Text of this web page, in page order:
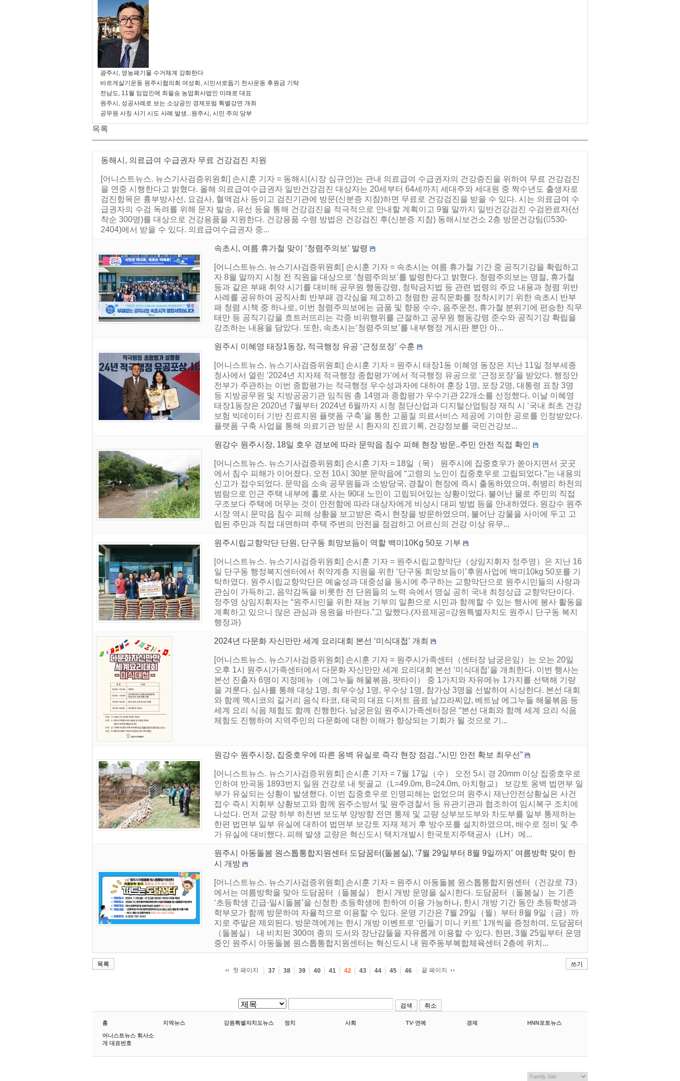
광주시, 영농폐기물 수거체계 강화한다
바르게살기운동 원주시협의회 여성회, 시민서로돕기 천사운동 후원금 기탁
전남도, 11월 임업인에 최필승 농업회사법인 미래로 대표
원주시, 성공사례로 보는 소상공인 경제포럼 특별강연 개최
공무원 사칭 사기 시도 사례 발생...원주시, 시민 주의 당부
목록
동해시, 의료급여 수급권자 무료 건강검진 지원
[어니스트뉴스. 뉴스기사검증위원회] 손시훈 기자 = 동해시(시장 심규언)는 관내 의료급여 수급권자의 건강증진을 위하여 무료 건강검진
을 연중 시행한다고 밝혔다. 올해 의료급여수급권자 일반건강검진 대상자는 20세부터 64세까지 세대주와 세대원 중 짝수년도 출생자로
검진항목은 흉부방사선, 요검사, 혈액검사 등이고 검진기관에 방문(신분증 지참)하면 무료로 건강검진을 받을 수 있다. 시는 의료급여 수
급권자의 수검 독려를 위해 문자 발송, 유선 등을 통해 건강검진을 적극적으로 안내할 계획이고 9월 말까지 일반건강검진 수검완료자(선
착순 300명)를 대상으로 건강용품을 지원한다. 건강용품 수령 방법은 건강검진 후(신분증 지참) 동해시보건소 2층 방문건강팀(530-
2404)에서 받을 수 있다. 의료급여수급권자 중...
속초시, 여름 휴가철 맞이 ‘청렴주의보’ 발령
[어니스트뉴스. 뉴스기사검증위원회] 손시훈 기자 = 속초시는 여름 휴가철 기간 중 공직기강을 확립하고
자 8월 말까지 시청 전 직원을 대상으로 ‘청렴주의보’를 발령한다고 밝혔다. 청렴주의보는 명절, 휴가철
등과 같은 부패 취약 시기를 대비해 공무원 행동강령, 청탁금지법 등 관련 법령의 주요 내용과 청렴 위반
사례를 공유하여 공직사회 반부패 경각심을 제고하고 청렴한 공직문화를 정착시키기 위한 속초시 반부
패 청렴 시책 중 하나로, 이번 청렴주의보에는 금품 및 향응 수수, 음주운전, 휴가철 분위기에 편승한 직무
태만 등 공직기강을 흐트러뜨리는 각종 비위행위를 근절하고 공무원 행동강령 준수와 공직기강 확립을
강조하는 내용을 담았다. 또한, 속초시는‘청렴주의보’를 내부행정 게시판 뿐만 아...
원주시 이혜영 태장1동장, 적극행정 유공 ‘근정포장’ 수훈
[어니스트뉴스. 뉴스기사검증위원회] 손시훈 기자 = 원주시 태장1동 이혜영 동장은 지난 11일 정부세종
청사에서 열린 ‘2024년 지자체 적극행정 종합평가’에서 적극행정 유공으로 ‘근정포장’을 받았다. 행정안
전부가 주관하는 이번 종합평가는 적극행정 우수성과자에 대하여 훈장 1명, 포장 2명, 대통령 표창 3명
등 지방공무원 및 지방공공기관 임직원 총 14명과 종합평가 우수기관 22개소를 선정했다. 이날 이혜영
태장1동장은 2020년 7월부터 2024년 6월까지 시청 첨단산업과 디지털산업팀장 재직 시 ‘국내 최초 건강
보험 빅데이터 기반 진료지원 플랫폼 구축’을 통한 고품질 의료서비스 제공에 기여한 공로를 인정받았다.
플랫폼 구축 사업을 통해 의료기관 방문 시 환자의 진료기록, 건강정보를 국민건강보...
원강수 원주시장, 18일 호우 경보에 따라 문막읍 침수 피해 현장 방문..주민 안전 직접 확인
[어니스트뉴스. 뉴스기사검증위원회] 손시훈 기자 = 18일（목） 원주시에 집중호우가 쏟아지면서 곳곳
에서 침수 피해가 이어졌다. 오전 10시 30분 문막읍에 “고령의 노인이 집중호우로 고립되었다.”는 내용의
신고가 접수되었다. 문막읍 소속 공무원들과 소방당국, 경찰이 현장에 즉시 출동하였으며, 취병리 하천의
범람으로 인근 주택 내부에 홀로 사는 90대 노인이 고립되어있는 상황이었다. 불어난 물로 주민의 직접
구조보다 주택에 머무는 것이 안전함에 따라 대상자에게 비상시 대피 방법 등을 안내하였다. 원강수 원주
시장 역시 문막읍 침수 피해 상황을 보고받은 즉시 현장을 방문하였으며, 불어난 강물을 사이에 두고 고
립된 주민과 직접 대면하며 주택 주변의 안전을 점검하고 어르신의 건강 이상 유무...
원주시립교향악단 단원, 단구동 희망보듬이 역할 백미10Kg 50포 기부
[어니스트뉴스. 뉴스기사검증위원회] 손시훈 기자 = 원주시립교향악단（상임지휘자 정주영）은 지난 16
일 단구동 행정복지센터에서 취약계층 지원을 위한 ‘단구동 희망보듬이’후원사업에 백미10kg 50포를 기
탁하였다. 원주시립교향악단은 예술성과 대중성을 동시에 추구하는 교향악단으로 원주시민들의 사랑과
관심이 가득하고, 음악감독을 비롯한 전 단원들의 노력 속에서 명실 공히 국내 최정상급 교향악단이다.
정주영 상임지휘자는 “원주시민을 위한 재능 기부의 일환으로 시민과 함께할 수 있는 행사에 봉사 활동을
계획하고 있으니 많은 관심과 응원을 바란다.”고 말했다.(자료제공=강원특별자치도 원주시 단구동 복지
행정과)
2024년 다문화 자신만만 세계 요리대회 본선 ‘미식대첩’ 개최
[어니스트뉴스. 뉴스기사검증위원회] 손시훈 기자 = 원주시가족센터（센터장 남궁은임）는 오는 20일
오후 1시 원주시가족센터에서 다문화 자신만만 세계 요리대회 본선 ‘미식대첩’을 개최한다. 이번 행사는
본선 진출자 6명이 지정메뉴（에그누들 해물볶음, 팟타이） 중 1가지와 자유메뉴 1가지를 선택해 기량
을 겨룬다. 심사를 통해 대상 1명, 최우수상 1명, 우수상 1명, 참가상 3명을 선발하여 시상한다. 본선 대회
와 함께 멕시코의 길거리 음식 타코, 태국의 대표 디저트 음료 남끄라찌얍, 베트남 에그누들 해물볶음 등
세계 요리 식음 체험도 함께 진행한다. 남궁은임 원주시가족센터장은 “본선 대회와 함께 세계 요리 식음
체험도 진행하여 지역주민의 다문화에 대한 이해가 향상되는 기회가 될 것으로 기...
원강수 원주시장, 집중호우에 따른 옹벽 유실로 즉각 현장 점검..“시민 안전 확보 최우선”
[어니스트뉴스. 뉴스기사검증위원회] 손시훈 기자 = 7월 17일（수） 오전 5시 경 20mm 이상 집중호우로
인하여 반곡동 1893번지 일원 건강로 내 뒷골교（L=49.0m, B=24.0m, 아치형교） 보강토 옹벽 법면부 일
부가 유실되는 상황이 발생했다. 이번 집중호우로 인명피해는 없었으며 원주시 재난안전상황실은 사건
접수 즉시 지휘부 상황보고와 함께 원주소방서 및 원주경찰서 등 유관기관과 협조하여 임시복구 조치에
나섰다. 먼저 교량 하부 하천변 보도부 양방향 전면 통제 및 교량 상부보도부와 차도부를 일부 통제하는
한편 법면부 일부 유실에 대하여 법면부 보강토 자재 제거 후 방수포를 설치하였으며, 배수로 정비 및 추
가 유실에 대비했다. 피해 발생 교량은 혁신도시 택지개발시 한국토지주택공사（LH）에...
원주시 아동돌봄 원스톱통합지원센터 도담꿈터(돌봄실), ‘7월 29일부터 8월 9일까지’ 여름방학 맞이 한
시 개방
[어니스트뉴스. 뉴스기사검증위원회] 손시훈 기자 = 원주시 아동돌봄 원스톱통합지원센터（건강로 73）
에서는 여름방학을 맞아 도담꿈터（돌봄실） 한시 개방 운영을 실시한다. 도담꿈터（돌봄실）는 기존
‘초등학생 긴급·일시돌봄’을 신청한 초등학생에 한하여 이용 가능하나, 한시 개방 기간 동안 초등학생과
학부모가 함께 방문하여 자율적으로 이용할 수 있다. 운영 기간은 7월 29일（월）부터 8월 9일（금）까
지로 주말은 제외된다. 방문객에게는 한시 개방 이벤트로 ‘만들기 미니 키트’ 1개씩을 증정하며, 도담꿈터
（돌봄실） 내 비치된 300여 종의 도서와 장난감들을 자유롭게 이용할 수 있다. 한편, 3월 25일부터 운영
중인 원주시 아동돌봄 원스톱통합지원센터는 혁신도시 내 원주동부복합체육센터 2층에 위치...
목록
쓰기
첫 페이지
37 38 39 40 41 42 43 44 45 46 끝 페이지
검색 취소
홈 지역뉴스 강원특별자치도뉴스 정치 사회 TV·연예 경제 HNN포토뉴스
어니스트뉴스 회사소
개 대표번호